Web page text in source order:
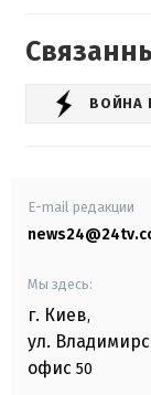
ВОЙНА
E-mail редакции
Мы здесь:
г. Киев,
ул.
офис 50